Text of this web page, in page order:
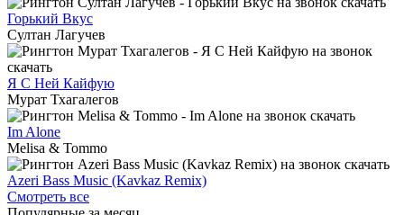
Горький Вкус
Султан Лагучев
Я С Ней Кайфую
Мурат Тхагалегов
Im Alone
Melisa & Tommo
Azeri Bass Music (Kavkaz Remix)
Смотреть все